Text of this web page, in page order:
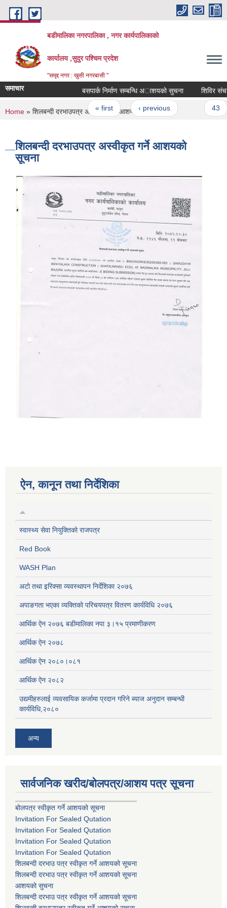
Skip to main content
बडीमालिका नगरपालिका , नगर कार्यपालिकाको
कार्यालय ,सुदुर पश्चिम प्रदेश
"समृद्द नगर : खुसी नगरबासी "
समाचार बसपार्क निर्माण सम्बन्धि अाशयकाे सुचना शिविर
Pages
« first ‹ previous
You are here
Home » शिलबन्दी दरभाउपत्र अस्वीकृत गर्ने आशयको सूचना
शिलबन्दी दरभाउपत्र अस्वीकृत गर्ने आशयको
सूचना
ऐन, कानून तथा निर्देशिका
स्वास्थ्य सेवा नियुक्तिको राजपत्र
Red Book
WASH Plan
अटो तथा इरिक्सा व्यवस्थापन निर्देशिका २०७६
अपाङगता भएका व्यक्तिको परिचयपत्र वितरण कार्यविधि २०७६
आर्थिक ऐन २०७६ बडीमालिका नपा ३।१५ प्रमाणीकरण
आर्थिक ऐन २०७८
आर्थिक ऐन २०८०।०८१
आर्थिक ऐन २०८२
उद्यमीहरुलाई व्यवसायिक कर्जामा प्रदान गरिने ब्याज अनुदान सम्बन्धी
कार्यविधि,२०८०
अन्य
सार्वजनिक खरीद/बोलपत्र/आशय पत्र सूचना
बोलपत्र स्वीकृत गर्ने आशयको सूचना
Invitation For Sealed Qutation
Invitation For Sealed Qutation
Invitation For Sealed Qutation
Invitation For Sealed Qutation
शिलबन्दी दरभाउ पत्र स्वीकृत गर्ने आशयको सूचना
शिलबन्दी दरभाउ पत्र स्वीकृत गर्ने आशयको सूचना
आशयको सुचना
शिलबन्दी दरभाउ पत्र स्वीकृत गर्ने आशयको सूचना